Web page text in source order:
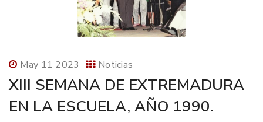
May 11 2023 Noticias
XIII SEMANA DE EXTREMADURA
EN LA ESCUELA, AÑO 1990.